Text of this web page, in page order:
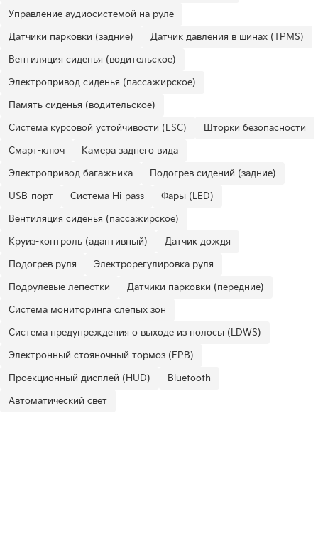
Управление аудиосистемой на руле
Датчики парковки (задние)
Датчик давления в шинах (TPMS)
Вентиляция сиденья (водительское)
Электропривод сиденья (пассажирское)
Память сиденья (водительское)
Система курсовой устойчивости (ESC)
Шторки безопасности
Смарт-ключ
Камера заднего вида
Электропривод багажника
Подогрев сидений (задние)
USB-порт
Система Hi-pass
Фары (LED)
Вентиляция сиденья (пассажирское)
Круиз-контроль (адаптивный)
Датчик дождя
Подогрев руля
Электрорегулировка руля
Подрулевые лепестки
Датчики парковки (передние)
Система мониторинга слепых зон
Система предупреждения о выходе из полосы (LDWS)
Электронный стояночный тормоз (EPB)
Проекционный дисплей (HUD)
Bluetooth
Автоматический свет